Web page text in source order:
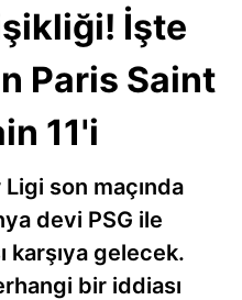
İşte
Paris Saint
11'i
son maçında
devi PSG ile
karşıya gelecek.
bir iddiası